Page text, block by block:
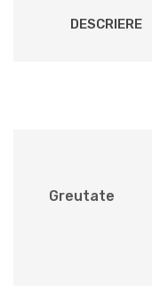
DESCRIERE
Greutate